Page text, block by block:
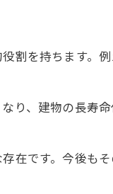
割を持ちます。
り、建物の長寿
在です。今後も